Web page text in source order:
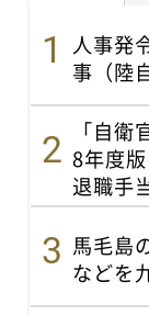
人事発
事（陸
「自
8年度
退職手
馬毛島
などを